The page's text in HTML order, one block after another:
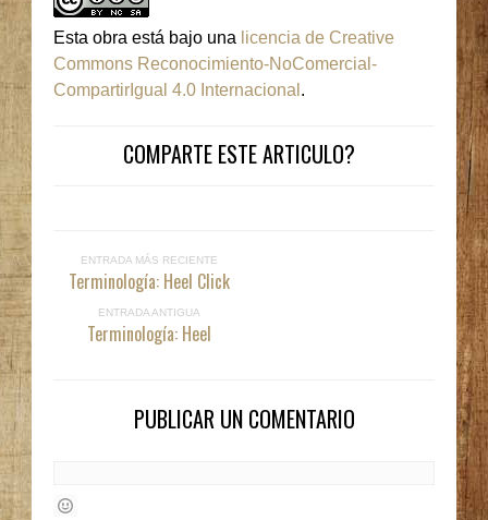
Esta obra está bajo una licencia de Creative
Commons Reconocimiento-NoComercial-
CompartirIgual 4.0 Internacional .
COMPARTE ESTE ARTICULO?
ENTRADA MÁS RECIENTE
Terminología: Heel Click
ENTRADA ANTIGUA
Terminología: Heel
PUBLICAR UN COMENTARIO